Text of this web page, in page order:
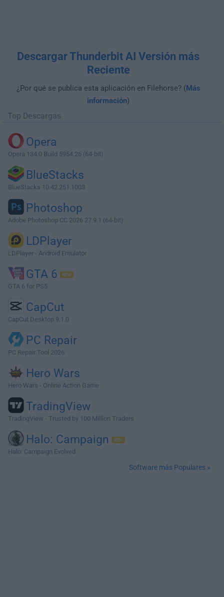
Descargar Thunderbit AI Versión más
Reciente
¿Por qué se publica esta aplicación en Filehorse? (Más
información)
Top Descargas
Opera
Opera 134.0 Build 5954.26 (64-bit)
BlueStacks
BlueStacks 10.42.251.1003
Photoshop
Adobe Photoshop CC 2026 27.9.1 (64-bit)
LDPlayer
LDPlayer - Android Emulator
GTA 6
GTA 6 for PS5
CapCut
CapCut Desktop 9.1.0
PC Repair
PC Repair Tool 2026
Hero Wars
Hero Wars - Online Action Game
TradingView
TradingView - Trusted by 100 Million Traders
Halo: Campaign
Halo: Campaign Evolved
Software más Populares »